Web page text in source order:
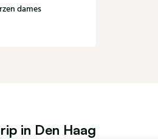
dames
in Den Haag